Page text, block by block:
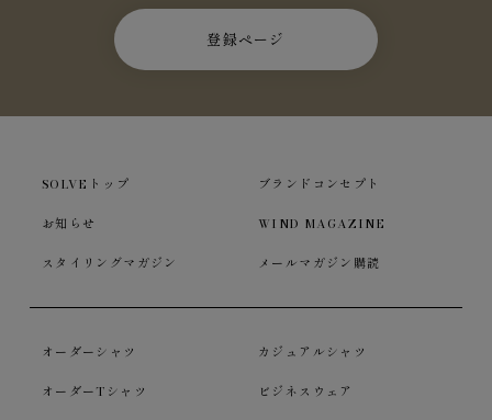
登録ページ
SOLVEトップ ブランドコンセプト
お知らせ WIND MAGAZINE
スタイリングマガジン メールマガジン購読
オーダーシャツ カジュアルシャツ
オーダーTシャツ ビジネスウェア